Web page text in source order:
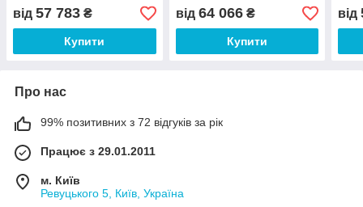
від 57 783 ₴
Купити
від 64 066₴
Купити
від
Про нас
99% позитивних з 72 відгуків за рік
Працює з 29.01.2011
м. Київ
Ревуцького 5, Київ, Україна